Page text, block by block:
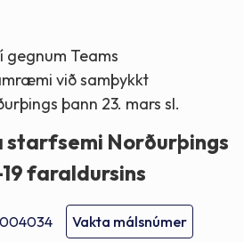
Teams
við samþykkt
þann 23. mars sl.
starfsemi Norðurþings
faraldursins
Vakta málsnúmer